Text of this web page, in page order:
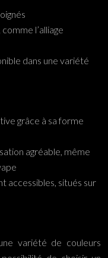
l’alliage
dans une variété
grâce à sa forme
agréable, même
accessibles, situés sur
variété de couleurs